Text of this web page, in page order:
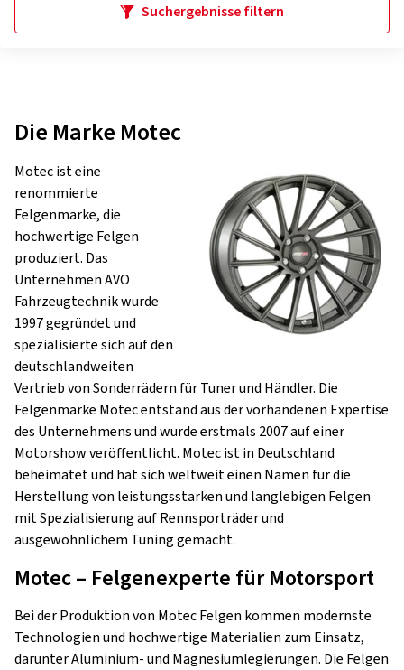
Suchergebnisse filtern
Die Marke Motec
Motec ist eine
renommierte
Felgenmarke, die
hochwertige Felgen
produziert. Das
Unternehmen AVO
Fahrzeugtechnik wurde
1997 gegründet und
spezialisierte sich auf den
deutschlandweiten
Vertrieb von Sonderrädern für Tuner und Händler. Die
Felgenmarke Motec entstand aus der vorhandenen Expertise
des Unternehmens und wurde erstmals 2007 auf einer
Motorshow veröffentlicht. Motec ist in Deutschland
beheimatet und hat sich weltweit einen Namen für die
Herstellung von leistungsstarken und langlebigen Felgen
mit Spezialisierung auf Rennsporträder und
ausgewöhnlichem Tuning gemacht.
Motec – Felgenexperte für Motorsport
Bei der Produktion von Motec Felgen kommen modernste
Technologien und hochwertige Materialien zum Einsatz,
darunter Aluminium- und Magnesiumlegierungen. Die Felgen